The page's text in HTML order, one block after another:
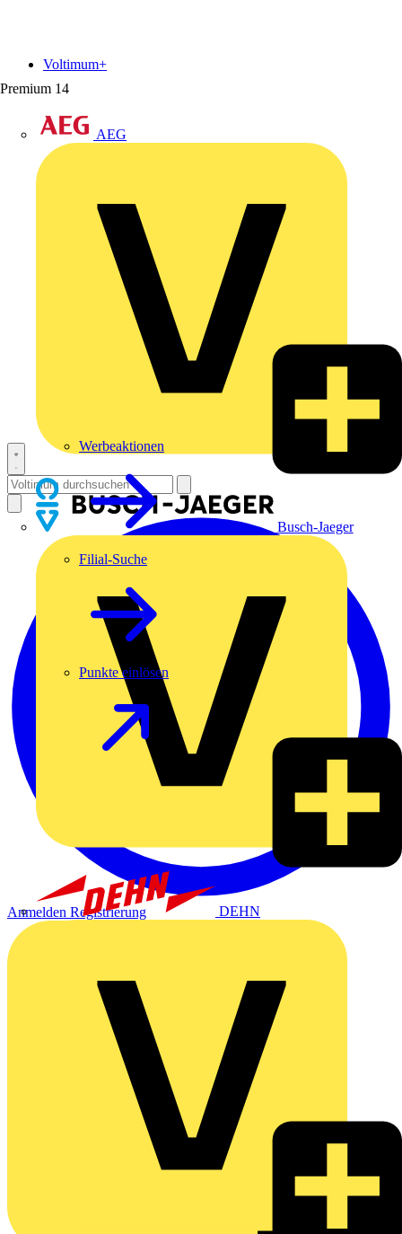
Premium 14
AEG
Busch-Jaeger
DEHN
Voltimum+
Werbeaktionen
Filial-Suche
Punkte einlösen
Anmelden Registrierung